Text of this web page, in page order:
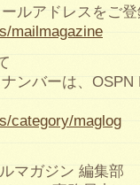
ルアドレスをご
mailmagazine
ンバーは、
category/maglog
マガジン 編集部